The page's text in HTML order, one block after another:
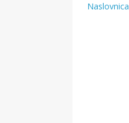
Naslovnica